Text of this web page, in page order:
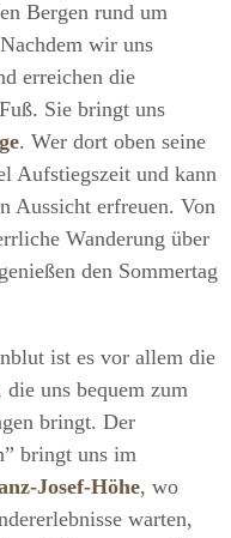
Bergen rund um
wir uns
erreichen die
Sie bringt uns
. Wer dort oben seine
Aufstiegszeit und kann
Aussicht erfreuen. Von
Wanderung über
den Sommertag
ist es vor allem die
die uns bequem zum
bringt. Der
bringt uns im
Josef-Höhe, wo
warten,